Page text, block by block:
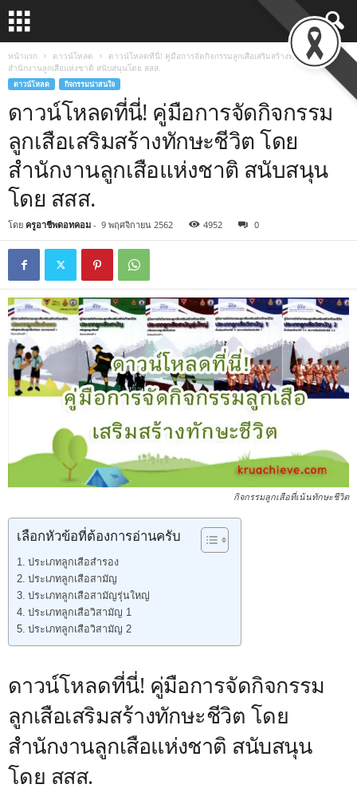
หน้าแรก ดาวน์โหลด
ดาวน์โหลดที่นี่! คู่มือการจัดกิจกรรมลูกเสือเสริมสร้างทักษะชีวิต โดย
สำนักงานลูกเสือแห่งชาติ สนับสนุนโดย สสส.
ดาวน์โหลด กิจกรรมน่าสนใจ
ดาวน์โหลดที่นี่! คู่มือการจัดกิจกรรม
ลูกเสือเสริมสร้างทักษะชีวิต โดย
สำนักงานลูกเสือแห่งชาติ สนับสนุน
โดย สสส.
โดย ครูอาชีพดอทคอม - 9 พฤศจิกายน 2562 4952 0
กิจกรรมลูกเสือที่เน้นทักษะชีวิต
เลือกหัวข้อที่ต้องการอ่านครับ
ประเภทลูกเสือสำรอง
ประเภทลูกเสือสามัญ
ประเภทลูกเสือสามัญรุ่นใหญ่
ประเภทลูกเสือวิสามัญ 1
ประเภทลูกเสือวิสามัญ 2
ดาวน์โหลดที่นี่! คู่มือการจัดกิจกรรม
ลูกเสือเสริมสร้างทักษะชีวิต โดย
สำนักงานลูกเสือแห่งชาติ สนับสนุน
โดย สสส.